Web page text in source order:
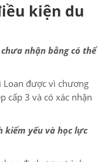
kiện du
nhận bằng có thể
được vì chương
cấp 3 và có xác nhận
kiểm yếu và học lực